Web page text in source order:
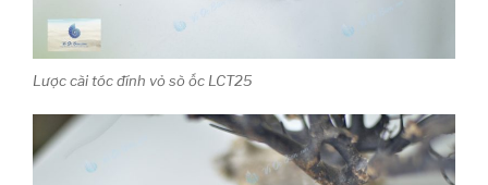
Lược cài tóc đính vỏ sò ốc LCT25